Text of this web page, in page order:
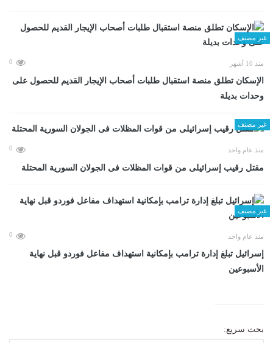
غير مصنف
منذ 10 أشهر 0
الإسكان تطلق منصة استقبال طلبات أصحاب الإيجار القديم للحصول على
وحدات بديلة
غير مصنف
منذ عام واحد 0
مقتل رقيب إسرائيلى من قوات المظلات فى الجولان السورية المحتلة
غير مصنف
منذ عام واحد 0
إسرائيل تبلغ إدارة ترامب بإمكانية استهداف مفاعل فوردو قبل نهاية
الأسبوعين
بحث سريع: